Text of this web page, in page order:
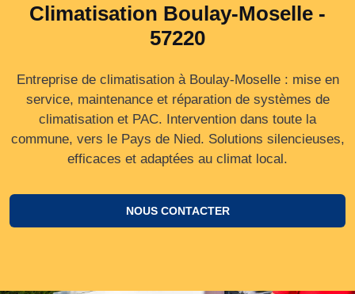
Climatisation Boulay-Moselle -
57220
Entreprise de climatisation à Boulay-Moselle : mise en
service, maintenance et réparation de systèmes de
climatisation et PAC. Intervention dans toute la
commune, vers le Pays de Nied. Solutions silencieuses,
efficaces et adaptées au climat local.
NOUS CONTACTER